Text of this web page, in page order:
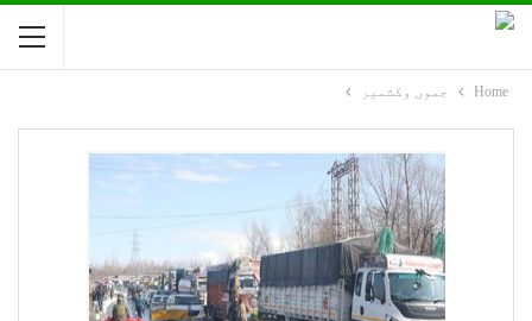
Home جموں وکشمیر